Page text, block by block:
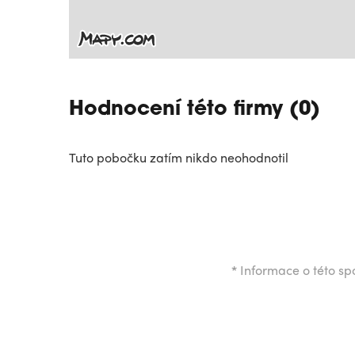
Hodnocení této firmy (0)
Tuto pobočku zatím nikdo neohodnotil
* Informace o této